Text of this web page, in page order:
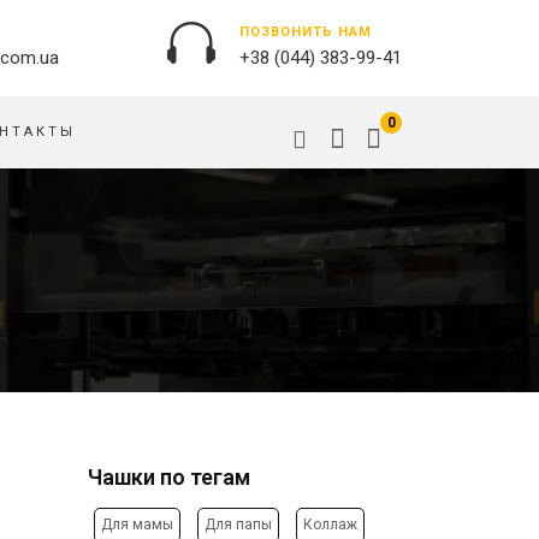
ПОЗВОНИТЬ НАМ
+38 (044) 383-99-41
ПОДУШКИ
ПОСТЕРЫ, ПЛАКАТЫ,
0
Чашки по тегам
Для мамы Для папы Коллаж